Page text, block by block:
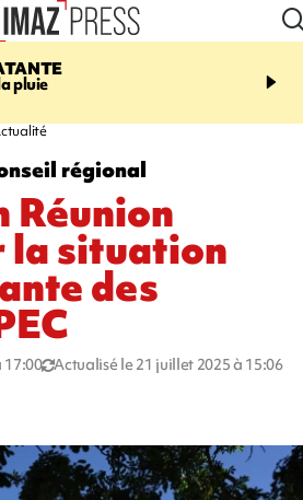
pluie
07:47
ses deux enfants
régional
Réunion
la situation
des
17:00 Actualisé le 21 juillet 2025 à 15:06